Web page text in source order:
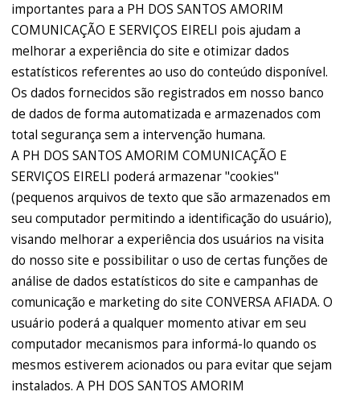
importantes para a PH DOS SANTOS AMORIM
COMUNICAÇÃO E SERVIÇOS EIRELI pois ajudam a
melhorar a experiência do site e otimizar dados
estatísticos referentes ao uso do conteúdo disponível.
Os dados fornecidos são registrados em nosso banco
de dados de forma automatizada e armazenados com
total segurança sem a intervenção humana.
A PH DOS SANTOS AMORIM COMUNICAÇÃO E
SERVIÇOS EIRELI poderá armazenar "cookies"
(pequenos arquivos de texto que são armazenados em
seu computador permitindo a identificação do usuário),
visando melhorar a experiência dos usuários na visita
do nosso site e possibilitar o uso de certas funções de
análise de dados estatísticos do site e campanhas de
comunicação e marketing do site CONVERSA AFIADA. O
usuário poderá a qualquer momento ativar em seu
computador mecanismos para informá-lo quando os
mesmos estiverem acionados ou para evitar que sejam
instalados. A PH DOS SANTOS AMORIM